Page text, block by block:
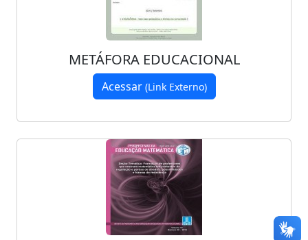
METÁFORA EDUCACIONAL
Acessar (Link Externo)